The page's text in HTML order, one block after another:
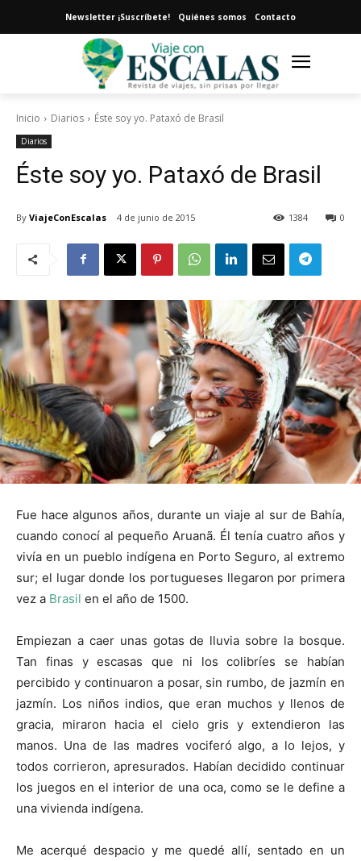
Newsletter ¡Suscríbete! Quiénes somos Contacto
Inicio Diarios Éste soy yo. Pataxó de Brasil
Diarios
Éste soy yo. Pataxó de Brasil
By ViajeConEscalas 4 de junio de 2015 0
1384
Fue hace algunos años, durante un viaje al sur de Bahía,
cuando conocí al pequeño Aruanã. Él tenía cuatro años y
vivía en un pueblo indígena en Porto Seguro, al extremo
sur; el lugar donde los portugueses llegaron por primera
vez a Brasil en el año de 1500.
Empiezan a caer unas gotas de lluvia sobre la bosque.
Tan finas y escasas que ni los colibríes se habían
percibido y continuaron a posar, sin rumbo, de jazmín en
jazmín. Los niños indios, que eran muchos y llenos de
gracia, miraron hacia el cielo gris y extendieron las
manos. Una de las madres vociferó algo, a lo lejos, y
todos corrieron, apresurados. Habían decidido continuar
los juegos en el interior de una oca, como se le define a
una vivienda indígena.
Me acerqué despacio y me quedé allí, sentado en un